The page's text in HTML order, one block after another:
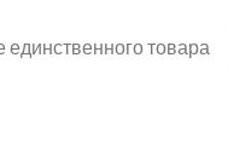
товара